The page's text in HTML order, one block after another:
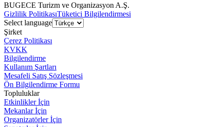
BUGECE Turizm ve Organizasyon A.Ş.
Gizlilik PolitikasıTüketici Bilgilendirmesi
Select language
Şirket
Çerez Politikası
KVKK
Bilgilendirme
Kullanım Şartları
Mesafeli Satış Sözleşmesi
Ön Bilgilendirme Formu
Topluluklar
Etkinlikler İçin
Mekanlar İçin
Organizatörler İçin